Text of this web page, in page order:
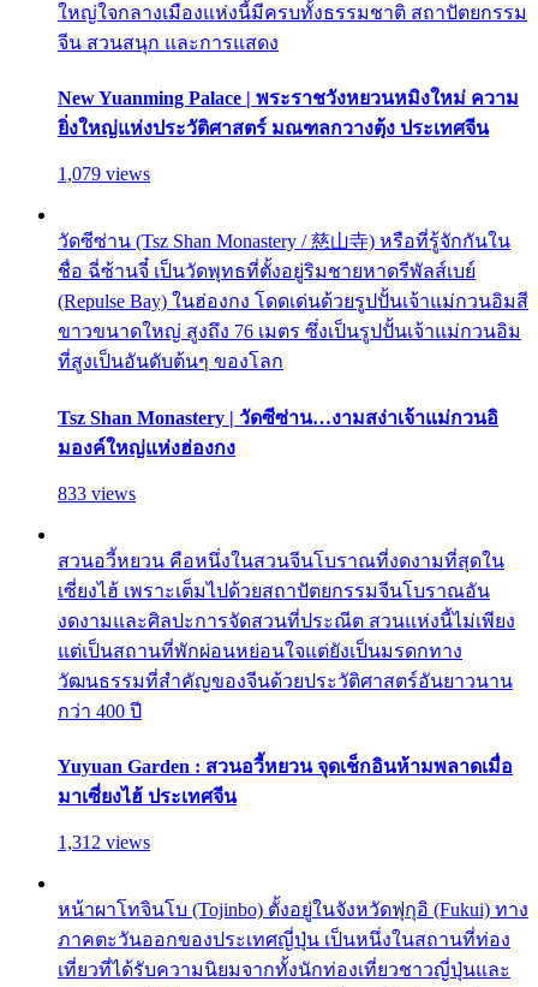
ใหญ่ใจกลางเมืองแห่งนี้มีครบทั้งธรรมชาติ สถาปัตยกรรม
จีน สวนสนุก และการแสดง
New Yuanming Palace | พระราชวังหยวนหมิงใหม่ ความ
ยิ่งใหญ่แห่งประวัติศาสตร์ มณฑลกวางตุ้ง ประเทศจีน
1,079 views
วัดซีซ่าน (Tsz Shan Monastery / 慈山寺) หรือที่รู้จักกันใน
ชื่อ ฉี่ซ้านจี๋ เป็นวัดพุทธที่ตั้งอยู่ริมชายหาดรีพัลส์เบย์
(Repulse Bay) ในฮ่องกง โดดเด่นด้วยรูปปั้นเจ้าแม่กวนอิมสี
ขาวขนาดใหญ่ สูงถึง 76 เมตร ซึ่งเป็นรูปปั้นเจ้าแม่กวนอิม
ที่สูงเป็นอันดับต้นๆ ของโลก
Tsz Shan Monastery | วัดซีซ่าน…งามสง่าเจ้าแม่กวนอิ
มองค์ใหญ่แห่งฮ่องกง
833 views
สวนอวี้หยวน คือหนึ่งในสวนจีนโบราณที่งดงามที่สุดใน
เซี่ยงไฮ้ เพราะเต็มไปด้วยสถาปัตยกรรมจีนโบราณอัน
งดงามและศิลปะการจัดสวนที่ประณีต สวนแห่งนี้ไม่เพียง
แต่เป็นสถานที่พักผ่อนหย่อนใจแต่ยังเป็นมรดกทาง
วัฒนธรรมที่สำคัญของจีนด้วยประวัติศาสตร์อันยาวนาน
กว่า 400 ปี
Yuyuan Garden : สวนอวี้หยวน จุดเช็กอินห้ามพลาดเมื่อ
มาเซี่ยงไฮ้ ประเทศจีน
1,312 views
หน้าผาโทจินโบ (Tojinbo) ตั้งอยู่ในจังหวัดฟุกุอิ (Fukui) ทาง
ภาคตะวันออกของประเทศญี่ปุ่น เป็นหนึ่งในสถานที่ท่อง
เที่ยวที่ได้รับความนิยมจากทั้งนักท่องเที่ยวชาวญี่ปุ่นและ